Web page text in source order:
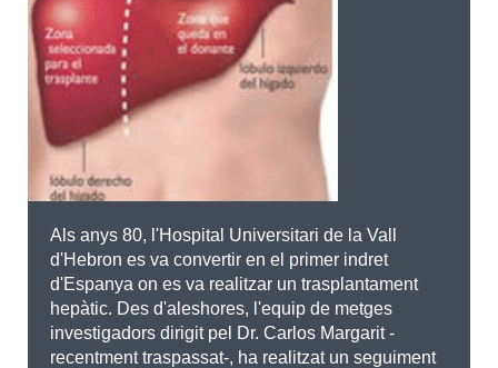
Als anys 80, l'Hospital Universitari de la Vall
d'Hebron es va convertir en el primer indret
d'Espanya on es va realitzar un trasplantament
hepàtic. Des d'aleshores, l'equip de metges
investigadors dirigit pel Dr. Carlos Margarit -
recentment traspassat-, ha realitzat un seguiment